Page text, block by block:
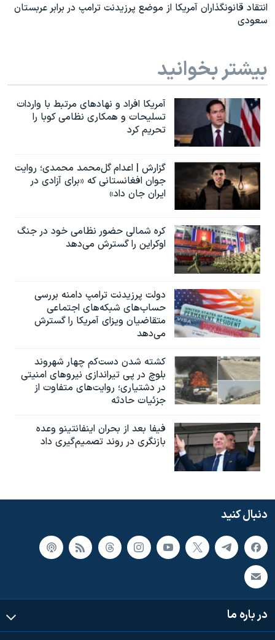
انتقاد قانونگذاران آمریکا از موضع پرزیدنت ترامپ در برابر عربستان
سعودی
بیشتر بخوانید
آمریکا افراد و نهادهای مرتبط با واردات
تسلیحات و همکاری نظامی کوبا را
تحریم کرد
گزارش | اعدام گل‌محمد محمدی؛ روایت
جوان افغانستانی که «برای آزادی در
ایران جان داد»
کره شمالی حضور نظامی خود در جنگ
اوکراین را گسترش می‌دهد
دولت پرزیدنت ترامپ دامنه بررسی
حساب‌های شبکه‌های اجتماعی
متقاضیان ویزای آمریکا را گسترش
می‌دهد
کشته شدن دست‌کم چهار شهروند
بلوچ در پی تیراندازی نیروهای امنیتی
در دشتیاری؛ روایت‌های متفاوت از
جزئیات حادثه
فیفا بعد از بحران اینفانتینو وعده
بازنگری در روند تصمیم‌گیری داد
دنبال کنید
در باره ما